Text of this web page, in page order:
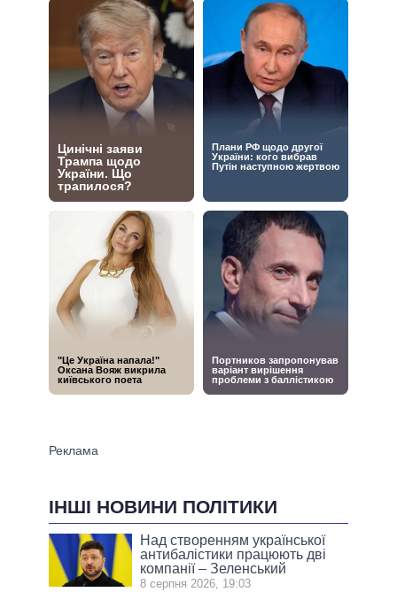
ІНШІ НОВИНИ ПОЛІТИКИ
Над створенням української
антибалістики працюють дві
компанії – Зеленський
8 серпня 2026, 19:03